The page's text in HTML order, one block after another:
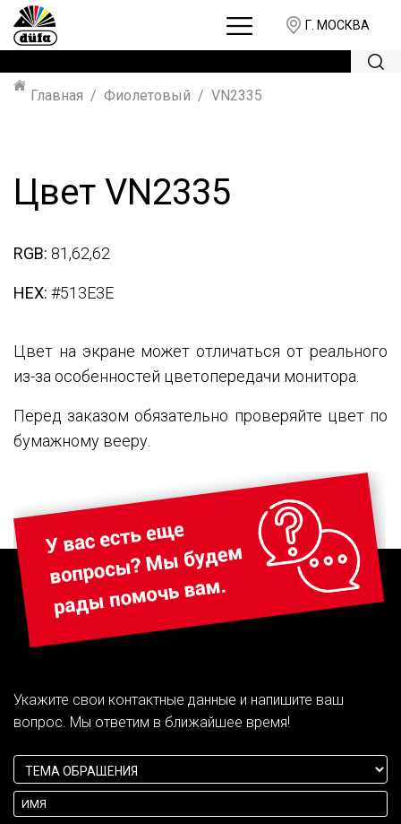
Г. МОСКВА
Главная Фиолетовый VN2335
Цвет VN2335
RGB: 81,62,62
HEX: #513E3E
Цвет на экране может отличаться от реального
из-за особенностей цветопередачи монитора.
Перед заказом обязательно проверяйте цвет по
бумажному вееру.
Укажите свои контактные данные и напишите ваш
вопрос. Мы ответим в ближайшее время!